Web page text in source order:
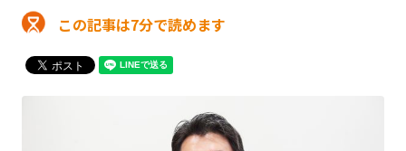
この記事は7分で読めます